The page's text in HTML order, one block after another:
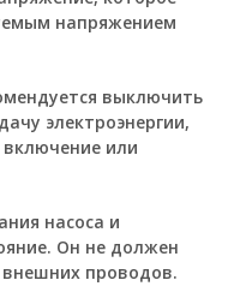
напряжением
выключить
электроэнергии,
или
насоса и
Он не должен
проводов.